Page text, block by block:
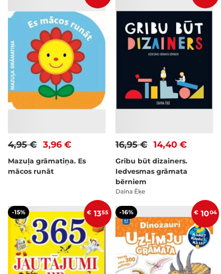
3,96 €
4,95 €
Mazuļa grāmatiņa. Es
mācos runāt
14,40 €
16,95 €
Gribu būt dizainers.
Iedvesmas grāmata
bērniem
Daina Ēķe
-15% € 1355 -16% € 1004